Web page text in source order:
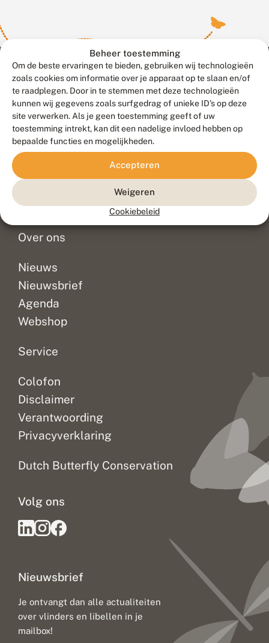
Beheer toestemming
Om de beste ervaringen te bieden, gebruiken wij technologieën
zoals cookies om informatie over je apparaat op te slaan en/of
te raadplegen. Door in te stemmen met deze technologieën
kunnen wij gegevens zoals surfgedrag of unieke ID's op deze
site verwerken. Als je geen toestemming geeft of uw
toestemming intrekt, kan dit een nadelige invloed hebben op
bepaalde functies en mogelijkheden.
Accepteren
Weigeren
Cookiebeleid
Contact
Veelgestelde vragen
Doneer
Over ons
Nieuws
Nieuwsbrief
Agenda
Webshop
Service
Colofon
Disclaimer
Verantwoording
Privacyverklaring
Dutch Butterfly Conservation
Nieuwsbrief
Je ontvangt dan alle actualiteiten
over vlinders en libellen in je
mailbox!
Volg ons
Meld waarnemingen© 2026 Vlinderstichting
Duurzaam ontwikkeld door
Go2People
, ontworpen door
Blue Field Agency
Privacy
Disclaimer
Sitemap